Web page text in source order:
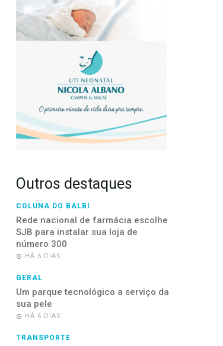
Outros destaques
COLUNA DO BALBI
Rede nacional de farmácia escolhe
SJB para instalar sua loja de
número 300
HÁ 6 DIAS
GERAL
Um parque tecnológico a serviço da
sua pele
HÁ 6 DIAS
TRANSPORTE